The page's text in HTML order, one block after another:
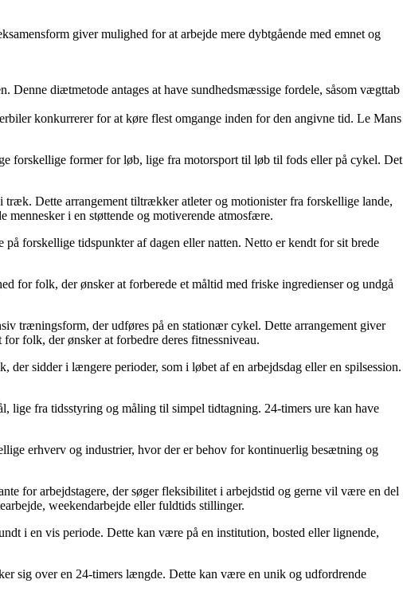
giver mulighed for at arbejde mere dybtgående med emnet og
Denne diætmetode antages at have sundhedsmæssige fordele, såsom vægttab
konkurrerer for at køre flest omgange inden for den angivne tid. Le Mans
forskellige former for løb, lige fra motorsport til løb til fods eller på cykel. Det
Dette arrangement tiltrækker atleter og motionister fra forskellige lande,
mennesker i en støttende og motiverende atmosfære.
forskellige tidspunkter af dagen eller natten. Netto er kendt for sit brede
for folk, der ønsker at forberede et måltid med friske ingredienser og undgå
træningsform, der udføres på en stationær cykel. Dette arrangement giver
folk, der ønsker at forbedre deres fitnessniveau.
sidder i længere perioder, som i løbet af en arbejdsdag eller en spilsession.
lige fra tidsstyring og måling til simpel tidtagning. 24-timers ure kan have
erhverv og industrier, hvor der er behov for kontinuerlig besætning og
for arbejdstagere, der søger fleksibilitet i arbejdstid og gerne vil være en del
weekendarbejde eller fuldtids stillinger.
i en vis periode. Dette kan være på en institution, bosted eller lignende,
sig over en 24-timers længde. Dette kan være en unik og udfordrende